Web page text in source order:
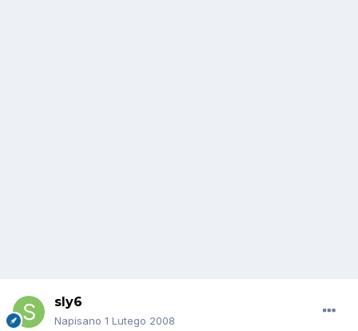
sly6
Napisano 1 Lutego 2008